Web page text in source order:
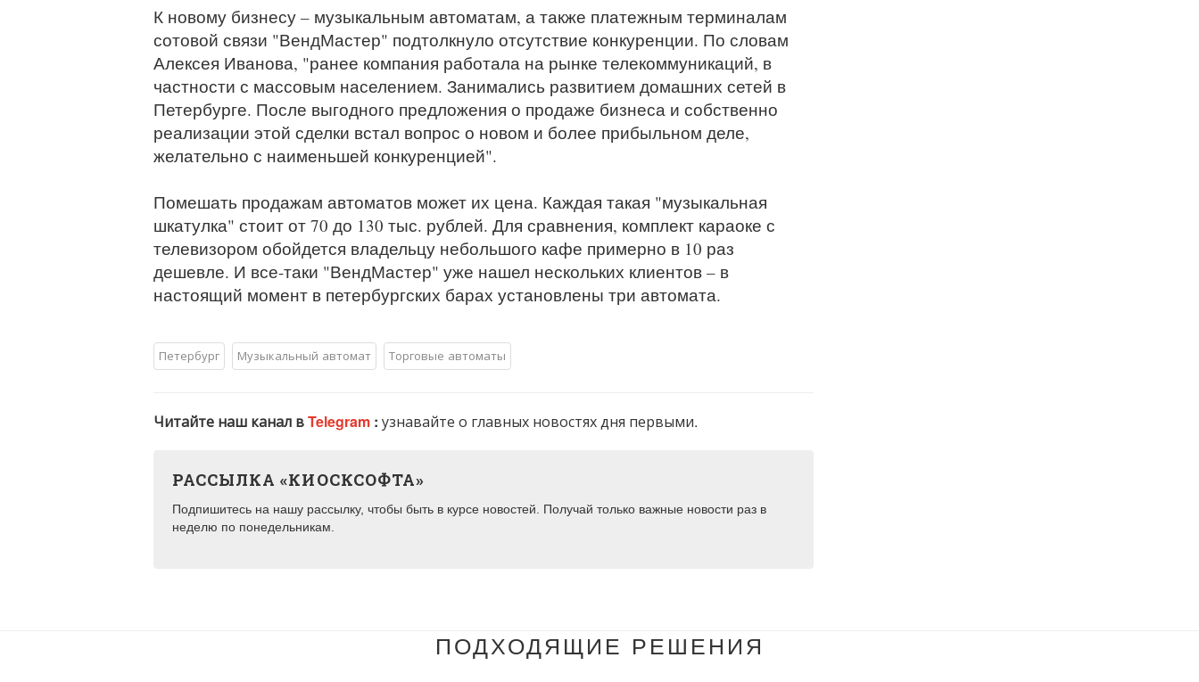
К новому бизнесу – музыкальным автоматам, а также платежным терминалам
сотовой связи "ВендМастер" подтолкнуло отсутствие конкуренции. По словам
Алексея Иванова, "ранее компания работала на рынке телекоммуникаций, в
частности с массовым населением. Занимались развитием домашних сетей в
Петербурге. После выгодного предложения о продаже бизнеса и собственно
реализации этой сделки встал вопрос о новом и более прибыльном деле,
желательно с наименьшей конкуренцией".
Помешать продажам автоматов может их цена. Каждая такая "музыкальная
шкатулка" стоит от 70 до 130 тыс. рублей. Для сравнения, комплект караоке с
телевизором обойдется владельцу небольшого кафе примерно в 10 раз
дешевле. И все-таки "ВендМастер" уже нашел нескольких клиентов – в
настоящий момент в петербургских барах установлены три автомата.
Петербург Музыкальный автомат Торговые автоматы
Читайте наш канал вTelegram : узнавайте о главных новостях дня первыми.
РАССЫЛКА «КИОСКСОФТА»
Подпишитесь на нашу рассылку, чтобы быть в курсе новостей. Получай только важные новости раз в
неделю по понедельникам.
ПОДХОДЯЩИЕ РЕШЕНИЯ